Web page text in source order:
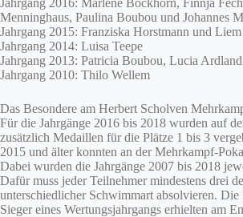
Jahrgang 2016: Marlene Bockhorn, Finnja
Menninghaus, Paulina Boubou und Johannes
Jahrgang 2015: Franziska Horstmann und
Jahrgang 2014: Luisa Teepe
Jahrgang 2013: Patricia Boubou, Lucia
Jahrgang 2010: Thilo Wellem
Das Besondere am Herbert Scholven
Für die Jahrgänge 2016 bis 2018 wurden auf
zusätzlich Medaillen für die Plätze 1 bis 3
2015 und älter konnten an der Mehrkampf-
Dabei wurden die Jahrgänge 2007 bis 2018
Dafür muss jeder Teilnehmer mindestens drei
unterschiedlicher Schwimmart absolvieren. Die
Sieger eines Wertungsjahrgangs erhielten am